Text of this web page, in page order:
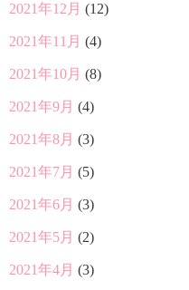
2021年12月 (12)
2021年11月 (4)
2021年10月 (8)
2021年9月 (4)
2021年8月 (3)
2021年7月 (5)
2021年6月 (3)
2021年5月 (2)
2021年4月 (3)